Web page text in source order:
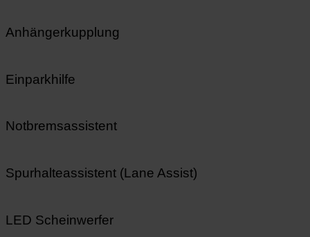
Anhängerkupplung
Einparkhilfe
Notbremsassistent
Spurhalteassistent (Lane Assist)
LED Scheinwerfer